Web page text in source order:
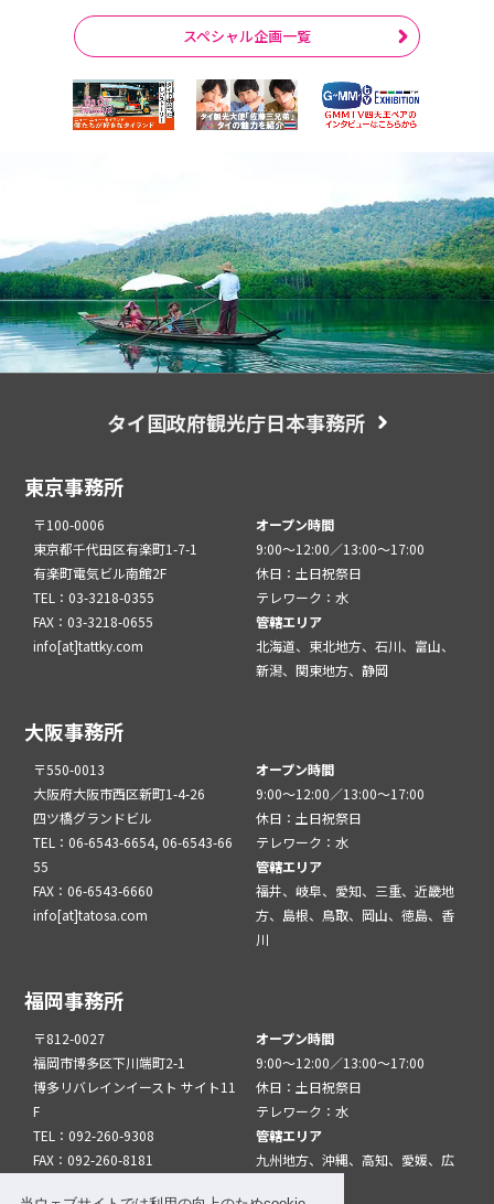
スペシャル企画一覧
タイ国政府観光庁日本事務所
東京事務所
〒100-0006
東京都千代田区有楽町1-7-1
有楽町電気ビル南館2F
TEL：03-3218-0355
FAX：03-3218-0655
info[at]tattky.com
オープン時間
9:00～12:00／13:00～17:00
休日：土日祝祭日
テレワーク：水
管轄エリア
北海道、東北地方、石川、富山、
新潟、関東地方、静岡
大阪事務所
〒550-0013
大阪府大阪市西区新町1-4-26
四ツ橋グランドビル
TEL：06-6543-6654, 06-6543-66
55
FAX：06-6543-6660
info[at]tatosa.com
オープン時間
9:00～12:00／13:00～17:00
休日：土日祝祭日
テレワーク：水
管轄エリア
福井、岐阜、愛知、三重、近畿地
方、島根、鳥取、岡山、徳島、香
川
福岡事務所
〒812-0027
福岡市博多区下川端町2-1
博多リバレインイースト サイト11
F
TEL：092-260-9308
FAX：092-260-8181
オープン時間
9:00～12:00／13:00～17:00
休日：土日祝祭日
テレワーク：水
管轄エリア
九州地方、沖縄、高知、愛媛、広